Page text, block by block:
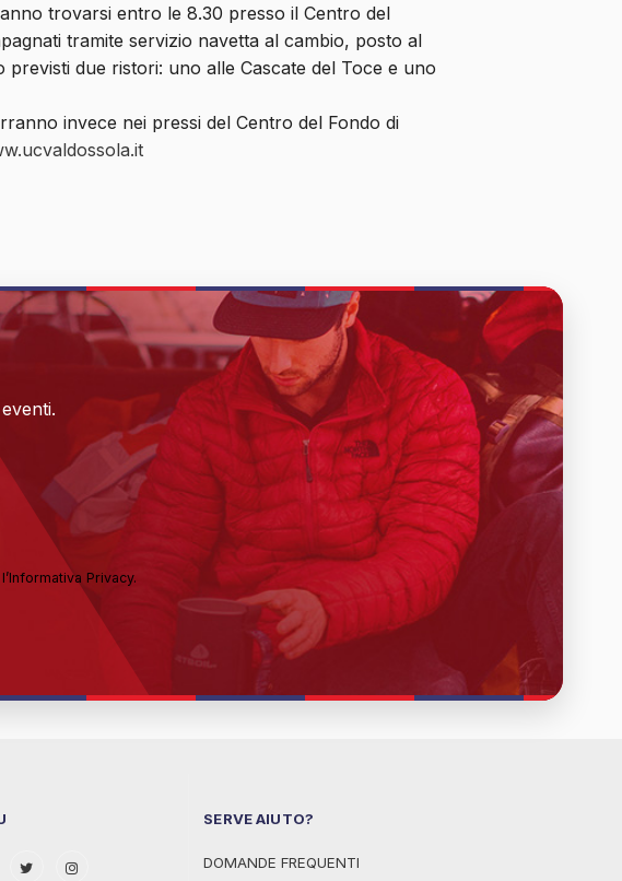
trovarsi entro le 8.30 presso il Centro del
tramite servizio navetta al cambio, posto al
due ristori: uno alle Cascate del Toce e uno
invece nei pressi del Centro del Fondo di
l’Informativa Privacy.
SERVE AIUTO?
DOMANDE FREQUENTI